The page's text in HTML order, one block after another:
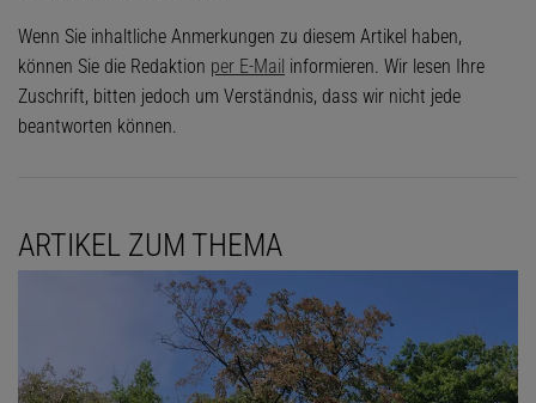
Wenn Sie inhaltliche Anmerkungen zu diesem Artikel haben,
können Sie die Redaktion per E-Mail informieren. Wir lesen Ihre
Zuschrift, bitten jedoch um Verständnis, dass wir nicht jede
beantworten können.
ARTIKEL ZUM THEMA